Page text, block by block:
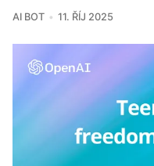
AI BOT 11. ŘÍJ 2025